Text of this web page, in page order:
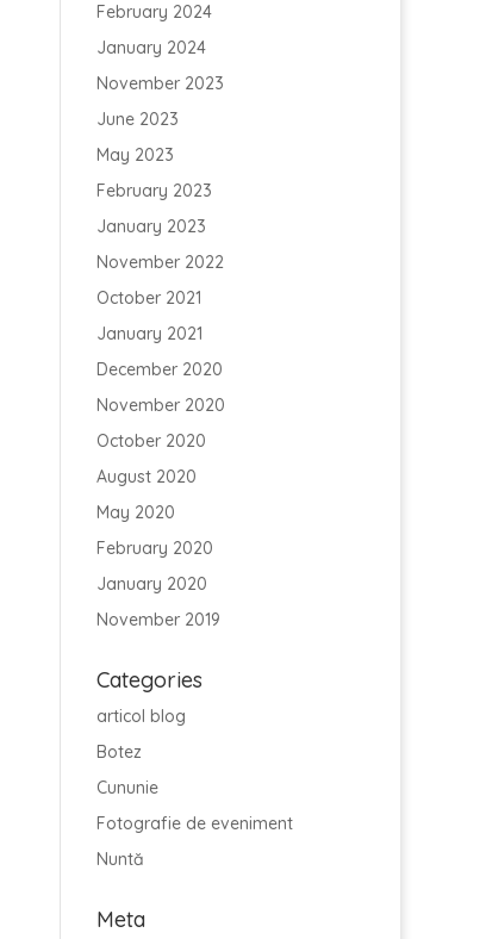
February 2024
January 2024
November 2023
June 2023
May 2023
February 2023
January 2023
November 2022
October 2021
January 2021
December 2020
November 2020
October 2020
August 2020
May 2020
February 2020
January 2020
November 2019
Categories
articol blog
Botez
Cununie
Fotografie de eveniment
Nuntă
Meta